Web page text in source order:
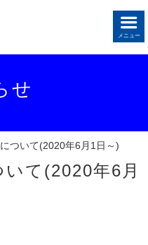
メニュー
せ
ついて(2020年6月1日～)
て(2020年6月